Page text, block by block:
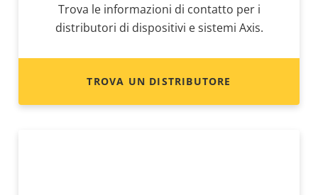
Trova le informazioni di contatto per i
distributori di dispositivi e sistemi Axis.
TROVA UN DISTRIBUTORE